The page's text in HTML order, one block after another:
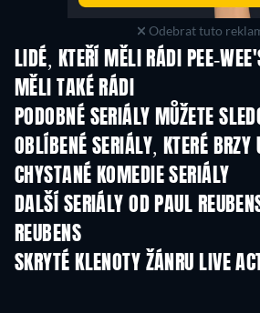
Odebrat tuto
LIDÉ, KTEŘÍ MĚLI RÁDI PEE-
MĚLI TAKÉ RÁDI
PODOBNÉ SERIÁLY MŮŽETE
TV
OBLÍBENÉ SERIÁLY, KTERÉ BRZY
TV
CHYSTANÉ KOMEDIE SERIÁLY
Řada 6
DALŠÍ SERIÁLY OD PAUL
REUBENS
SKRYTÉ KLENOTY ŽÁNRU LIVE